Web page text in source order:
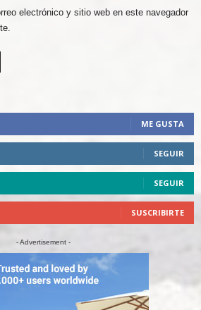
electrónico y sitio web en este navegador
ME GUSTA
SEGUIR
SEGUIR
SUSCRIBIRTE
- Advertisement -